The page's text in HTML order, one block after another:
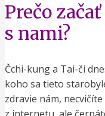
Prečo
s nami?
Čchi-kung a Tai-či
koho sa tieto
zdravie nám,